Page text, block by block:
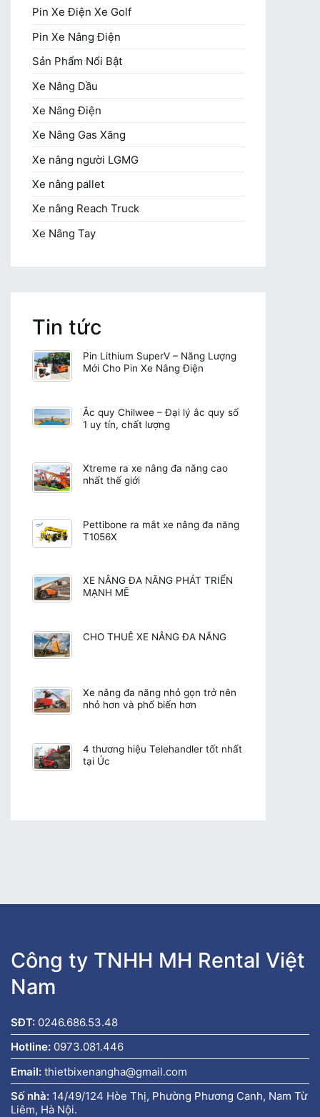
Pin Xe Điện Xe Golf
Pin Xe Nâng Điện
Sản Phẩm Nổi Bật
Xe Nâng Dầu
Xe Nâng Điện
Xe Nâng Gas Xăng
Xe nâng người LGMG
Xe nâng pallet
Xe nâng Reach Truck
Xe Nâng Tay
Tin tức
Pin Lithium SuperV – Năng Lượng
Mới Cho Pin Xe Nâng Điện
Ắc quy Chilwee – Đại lý ắc quy số
1 uy tín, chất lượng
Xtreme ra xe nâng đa năng cao
nhất thế giới
Pettibone ra mắt xe nâng đa năng
T1056X
XE NÂNG ĐA NĂNG PHÁT TRIỂN
MẠNH MẼ
CHO THUÊ XE NÂNG ĐA NĂNG
Xe nâng đa năng nhỏ gọn trở nên
nhỏ hơn và phổ biến hơn
4 thương hiệu Telehandler tốt nhất
tại Úc
Công ty TNHH MH Rental Việt
Nam
SĐT: 0246.686.53.48
Hotline: 0973.081.446
Email: thietbixenangha@gmail.com
Số nhà: 14/49/124 Hòe Thị, Phường Phương Canh, Nam Từ
Liêm, Hà Nội.